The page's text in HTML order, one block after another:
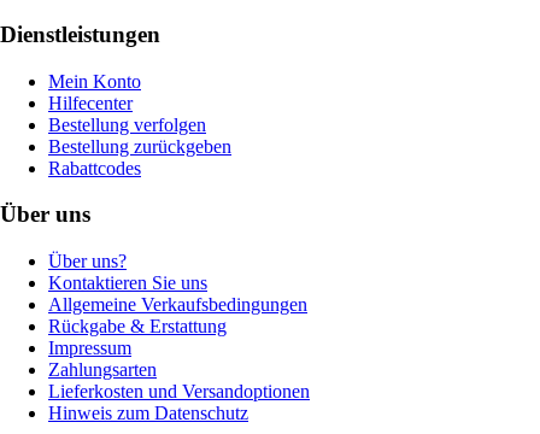
Dienstleistungen
Mein Konto
Hilfecenter
Bestellung verfolgen
Bestellung zurückgeben
Rabattcodes
Über uns
Über uns?
Kontaktieren Sie uns
Allgemeine Verkaufsbedingungen
Rückgabe & Erstattung
Impressum
Zahlungsarten
Lieferkosten und Versandoptionen
Hinweis zum Datenschutz